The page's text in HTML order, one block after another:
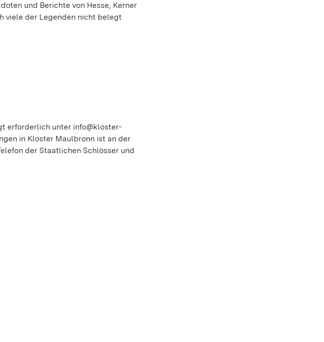
und Berichte von Hesse, Kerner
viele der Legenden nicht belegt
erforderlich unter info@kloster-
in Kloster Maulbronn ist an der
der Staatlichen Schlösser und